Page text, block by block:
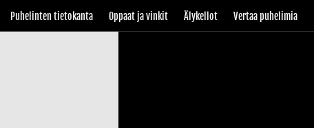
Puhelinten tietokanta Oppaat ja vinkit Älykellot Vertaa puhelimia